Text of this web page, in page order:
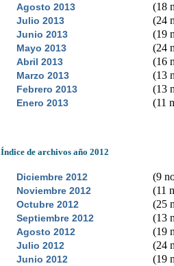
Agosto 2013 (18
Julio 2013 (24
Junio 2013 (19
Mayo 2013 (24
Abril 2013 (16
Marzo 2013 (13
Febrero 2013 (13
Enero 2013 (11
Índice de archivos año 2012
Diciembre 2012 (9
Noviembre 2012 (11
Octubre 2012 (25
Septiembre 2012 (13
Agosto 2012 (19
Julio 2012 (24
Junio 2012 (19